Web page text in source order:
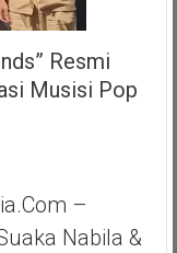
Resmi
Musisi Pop
–
Nabila &